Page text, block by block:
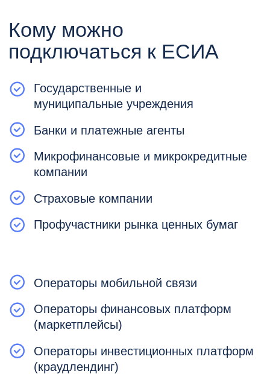
Реализовать интеграцию
Подключение к ЕСИА одной или
нескольких систем требует примерно
50 часов менеджера.
Самостоятельная реализация
аналитика. Официальная
документация ЕСИА — огромная и
запутанная. В ней сложно
разобраться, и нет пошагового плана,
Выполнить требования
Регламента ЕСИА
положения по взаимодействию с
ЕСИА. Для подключения нужно
изучить требования к ИБ и выбрать
оборудование и ПО. Далее
зарегистрировать систему, подать
Минцифры при ошибках в документах.